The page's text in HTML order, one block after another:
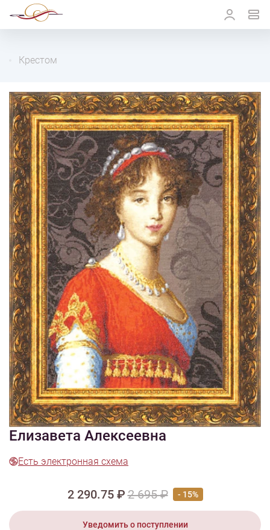
Крестом
1/2
Смотреть видео - обзор
Изображения и цвет представленного товара могут незначительно
отличаться от оригинала продукции, взависимости от разрешения и
настроек вашего монитора, а также условий освещения при съемке
Вышивка МК-005 Великая княгиня
Елизавета Алексеевна
Есть электронная схема
2 290.75 ₽2 695 ₽ - 15%
Уведомить о поступлении